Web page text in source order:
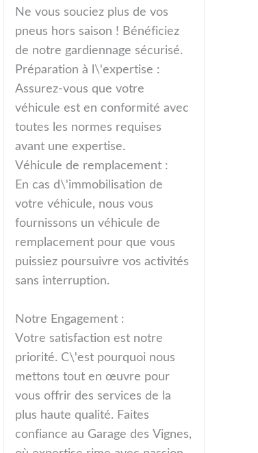
Ne vous souciez plus de vos
pneus hors saison ! Bénéficiez
de notre gardiennage sécurisé.
Préparation à l\'expertise :
Assurez-vous que votre
véhicule est en conformité avec
toutes les normes requises
avant une expertise.
Véhicule de remplacement :
En cas d\'immobilisation de
votre véhicule, nous vous
fournissons un véhicule de
remplacement pour que vous
puissiez poursuivre vos activités
sans interruption.
Notre Engagement :
Votre satisfaction est notre
priorité. C\'est pourquoi nous
mettons tout en œuvre pour
vous offrir des services de la
plus haute qualité. Faites
confiance au Garage des Vignes,